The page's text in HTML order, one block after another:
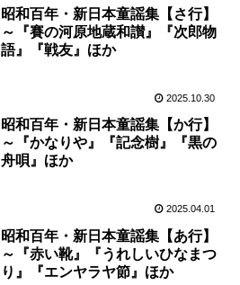
昭和百年・新日本童謡集【さ行】
～『賽の河原地蔵和讃』『次郎物
語』『戦友』ほか
2025.10.30
昭和百年・新日本童謡集【か行】
～『かなりや』『記念樹』『黒の
舟唄』ほか
2025.04.01
昭和百年・新日本童謡集【あ行】
～『赤い靴』『うれしいひなまつ
り』『エンヤラヤ節』ほか